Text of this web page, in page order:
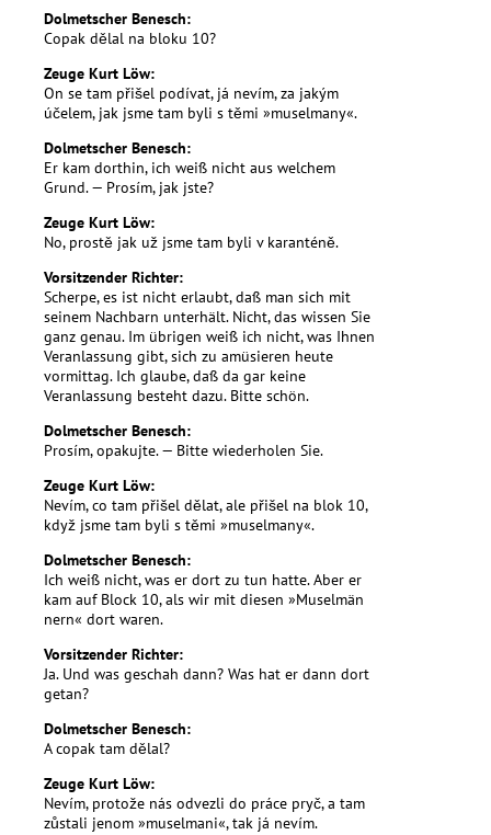
Dolmetscher Benesch:
Copak dělal na bloku 10?
Zeuge Kurt Löw:
On se tam přišel podívat, já nevím, za jakým
účelem, jak jsme tam byli s těmi »muselmany«.
Dolmetscher Benesch:
Er kam dorthin, ich weiß nicht aus welchem
Grund. — Prosím, jak jste?
Zeuge Kurt Löw:
No, prostě jak už jsme tam byli v karanténě.
Vorsitzender Richter:
Scherpe, es ist nicht erlaubt, daß man sich mit
seinem Nachbarn unterhält. Nicht, das wissen Sie
ganz genau. Im übrigen weiß ich nicht, was Ihnen
Veranlassung gibt, sich zu amüsieren heute
vormittag. Ich glaube, daß da gar keine
Veranlassung besteht dazu. Bitte schön.
Dolmetscher Benesch:
Prosím, opakujte. — Bitte wiederholen Sie.
Zeuge Kurt Löw:
Nevím, co tam přišel dělat, ale přišel na blok 10,
když jsme tam byli s těmi »muselmany«.
Dolmetscher Benesch:
Ich weiß nicht, was er dort zu tun hatte. Aber er
kam auf Block 10, als wir mit diesen »Muselmän
nern« dort waren.
Vorsitzender Richter:
Ja. Und was geschah dann? Was hat er dann dort
getan?
Dolmetscher Benesch:
A copak tam dělal?
Zeuge Kurt Löw:
Nevím, protože nás odvezli do práce pryč, a tam
zůstali jenom »muselmani«, tak já nevím.